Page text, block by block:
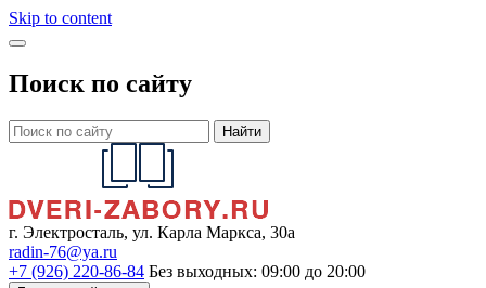
Skip to content
Поиск по сайту
Найти
г. Электросталь, ул. Карла Маркса, 30а
radin-76@ya.ru
+7 (926) 220-86-84 Без выходных: 09:00 до 20:00